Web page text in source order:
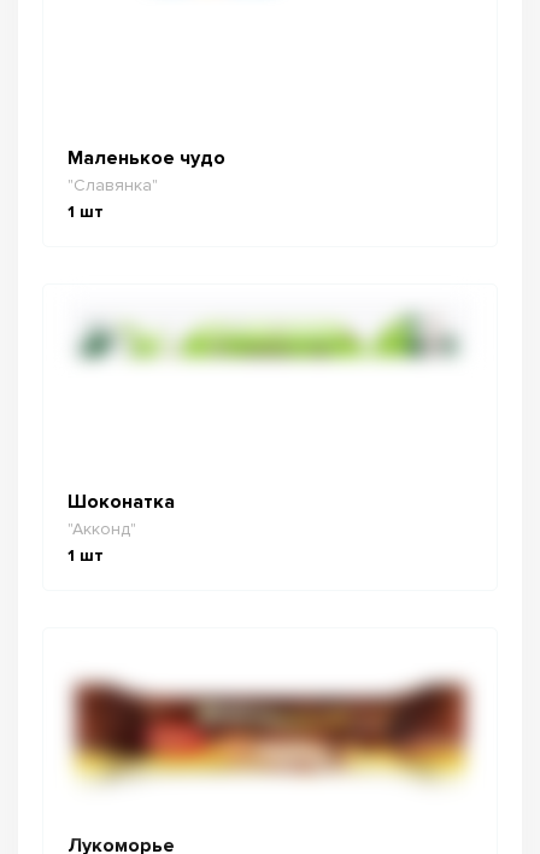
Маленькое чудо
"Славянка"
1 шт
Шоконатка
"Акконд"
1 шт
Лукоморье